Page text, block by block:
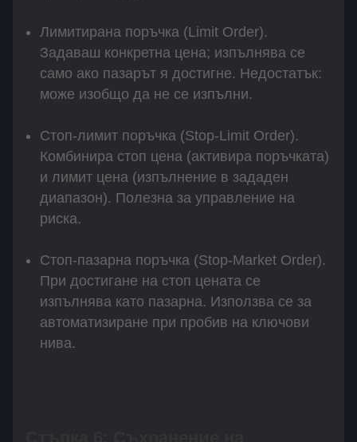
Лимитирана поръчка (Limit Order).
Задаваш конкретна цена; изпълнява се
само ако пазарът я достигне. Недостатък:
може изобщо да не се изпълни.
Стоп-лимит поръчка (Stop-Limit Order).
Комбинира стоп цена (активира поръчката)
и лимит цена (изпълнение в зададен
диапазон). Полезна за управление на
риска.
Стоп-пазарна поръчка (Stop-Market Order).
При достигане на стоп цената се
изпълнява като пазарна. Използва се за
автоматизиране при пробив на ключови
нива.